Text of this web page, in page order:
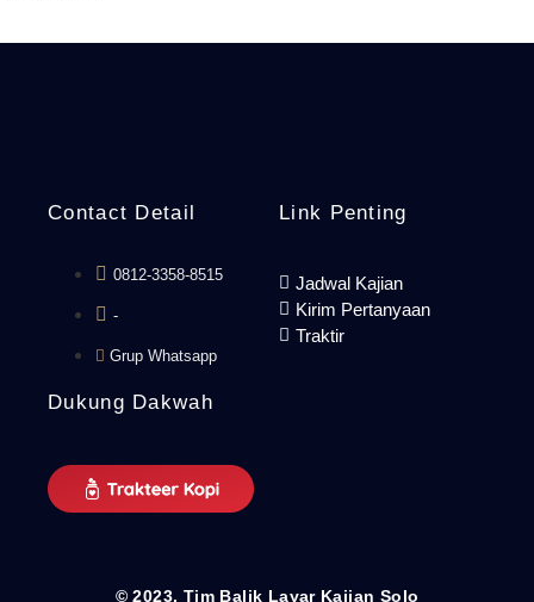
Contact Detail
0812-3358-8515
-
Grup Whatsapp
Link Penting
Jadwal Kajian
Kirim Pertanyaan
Traktir
Dukung Dakwah
© 2023. Tim Balik Layar Kajian Solo